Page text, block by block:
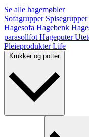
Se alle hagemøbler
Sofagrupper Spisegrupper
Hagesofa Hagebenk
parasollfot Hageputer
PleieprodukterLife
Krukker og potter